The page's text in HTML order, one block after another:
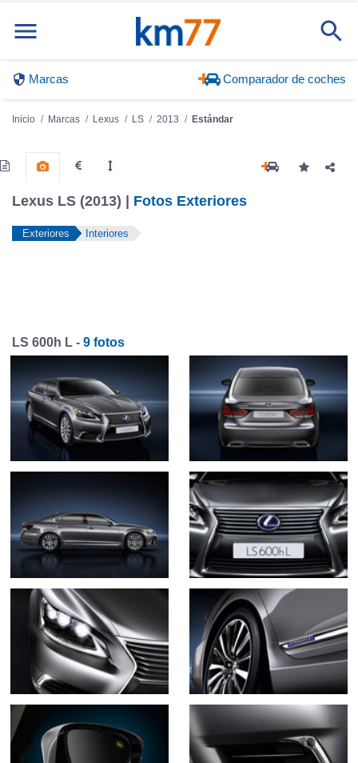
Marcas Comparador de coches
Inicio Marcas Lexus LS 2013 Estándar
Lexus LS (2013) | Fotos Exteriores
Exteriores Interiores
LS 600h L - 9 fotos